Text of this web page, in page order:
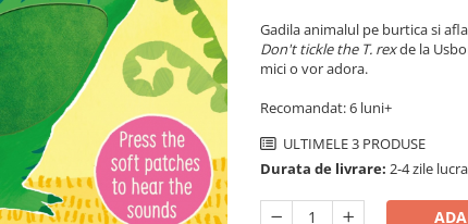
Gadila animalul pe burtica si
Don't tickle the T. rexde la
mici o vor adora.
Recomandat: 6 luni+
ULTIMELE 3 PRODUSE
Durata de livrare: 2-4 zile